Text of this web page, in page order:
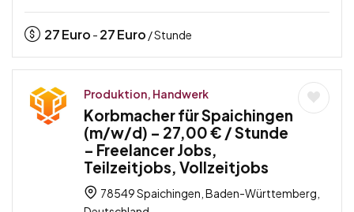
27Euro - 27Euro / Stunde
Produktion, Handwerk
Korbmacher für Spaichingen
(m/w/d) – 27,00 € / Stunde
– Freelancer Jobs,
Teilzeitjobs, Vollzeitjobs
78549 Spaichingen, Baden-Württemberg,